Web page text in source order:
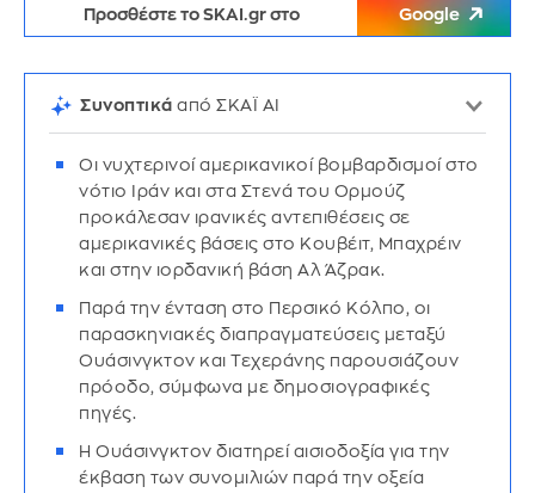
Προσθέστε το SKAI.gr στο Google
Συνοπτικά από ΣΚΑΪ AI
Οι νυχτερινοί αμερικανικοί βομβαρδισμοί στο
νότιο Ιράν και στα Στενά του Ορμούζ
προκάλεσαν ιρανικές αντεπιθέσεις σε
αμερικανικές βάσεις στο Κουβέιτ, Μπαχρέιν
και στην ιορδανική βάση Αλ Άζρακ.
Παρά την ένταση στο Περσικό Κόλπο, οι
παρασκηνιακές διαπραγματεύσεις μεταξύ
Ουάσινγκτον και Τεχεράνης παρουσιάζουν
πρόοδο, σύμφωνα με δημοσιογραφικές
πηγές.
Η Ουάσινγκτον διατηρεί αισιοδοξία για την
έκβαση των συνομιλιών παρά την οξεία